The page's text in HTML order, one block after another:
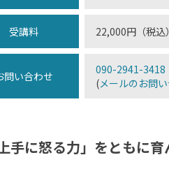
受講料 22,000円（税込
問い合わせ
090-2941-3418
(メールのお問
手に怒る力」をともに